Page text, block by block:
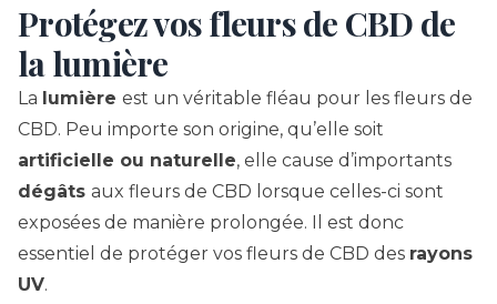
Protégez vos fleurs de CBD de
la lumière
La lumière est un véritable fléau pour les fleurs de
CBD. Peu importe son origine, qu’elle soit
artificielle ou naturelle, elle cause d’importants
dégâts aux fleurs de CBD lorsque celles-ci sont
exposées de manière prolongée. Il est donc
essentiel de protéger vos fleurs de CBD des rayons
UV.